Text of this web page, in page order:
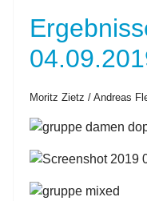
Moritz Zietz / Andreas